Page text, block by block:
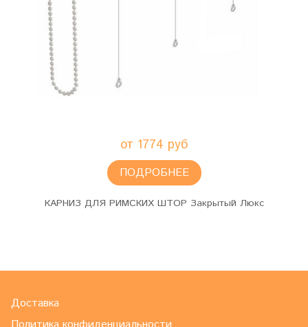
от 1774 руб
ПОДРОБНЕЕ
КАРНИЗ ДЛЯ РИМСКИХ ШТОР Закрытый Люкс
Доставка